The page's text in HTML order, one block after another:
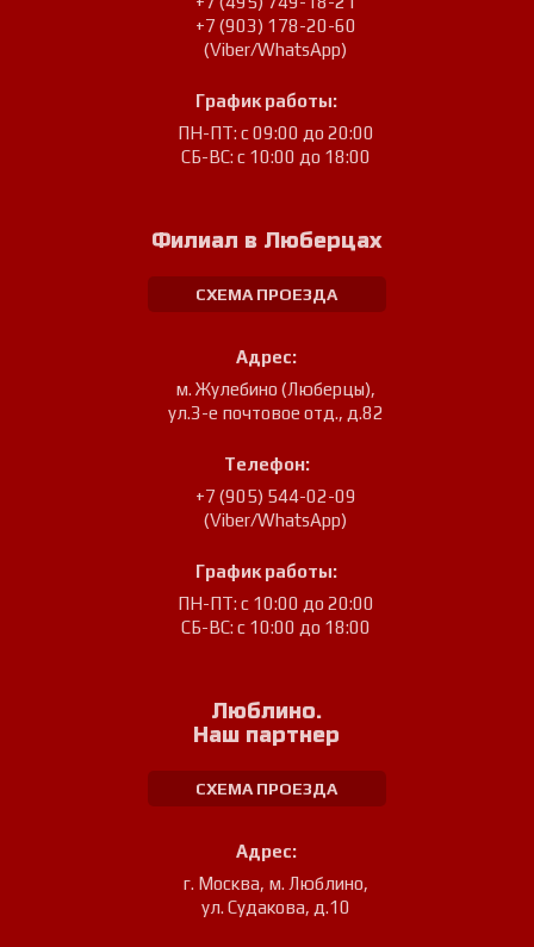
+7 (903) 178-20-60
(Viber/WhatsApp)
График работы:
ПН-ПТ: с 09:00 до 20:00
СБ-ВС: с 10:00 до 18:00
Филиал в Люберцах
СХЕМА ПРОЕЗДА
Адрес:
м. Жулебино (Люберцы),
ул.3-е почтовое отд., д.82
Телефон:
+7 (905) 544-02-09
(Viber/WhatsApp)
График работы:
ПН-ПТ: с 10:00 до 20:00
СБ-ВС: с 10:00 до 18:00
Люблино.
Наш партнер
СХЕМА ПРОЕЗДА
Адрес:
г. Москва, м. Люблино,
ул. Судакова, д.10